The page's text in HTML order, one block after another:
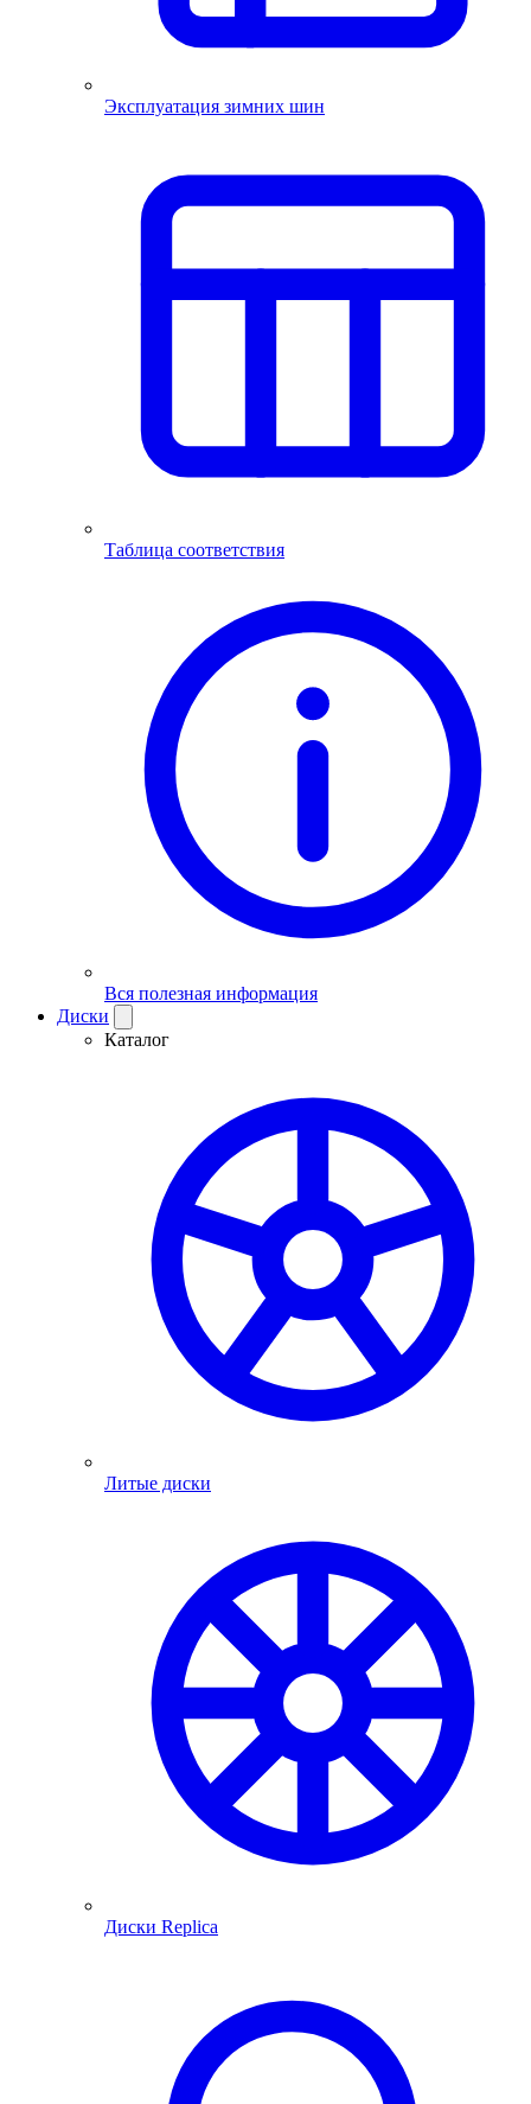
Эксплуатация зимних шин
Таблица соответствия
Вся полезная информация
Диски
Каталог
Литые диски
Диски Replica